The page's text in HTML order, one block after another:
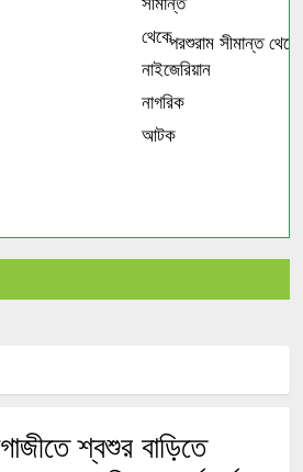
পরশুরাম সীমান্ত থেকে
শ্বশুর বাড়িতে